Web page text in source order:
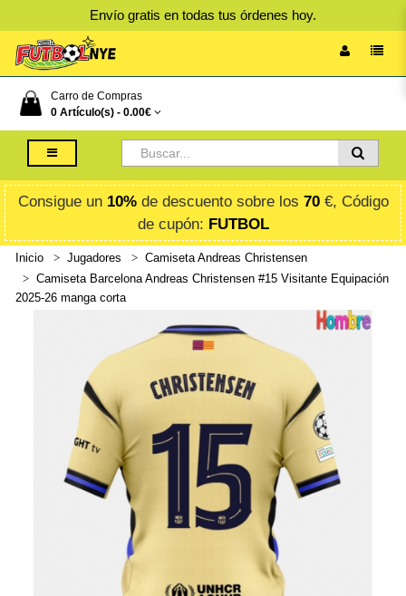
Envío gratis en todas tus órdenes hoy.
Carro de Compras
0 Artículo(s) - 0.00€
Consigue un 10%de descuento sobre los 70€, Código
de cupón: FUTBOL
Inicio Jugadores
Camiseta Andreas Christensen
Camiseta Barcelona Andreas Christensen #15 Visitante Equipación
2025-26 manga corta